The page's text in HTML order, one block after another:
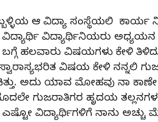
ಆ ವಿದ್ಯಾ ಸಂಸ್ಥೆಯಲಿ ಕಾರ್ಯ
ವಿದ್ಯಾರ್ಥಿ ವಿದ್ಯಾರ್ಥಿನಿಯರು ಅಧ್ಯಯನ
ಹಲವಾರು ವಿಷಯಗಳು ಕೇಳಿ
ವಿಷಯ ಕೇಳಿ ನನ್ನಲಿ
ಅದು ಯಾವ ಮೋಹವು ನಾ
ಗುಜರಾತಿಗರ ಹೃದಯ
ವಿದ್ಯಾರ್ಥಿಗಳಿಗೆ ನಾನು ಅಚ್ಚು